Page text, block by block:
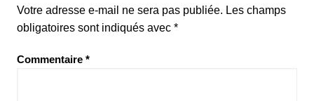
Votre adresse e-mail ne sera pas publiée. Les champs
obligatoires sont indiqués avec *
Commentaire *